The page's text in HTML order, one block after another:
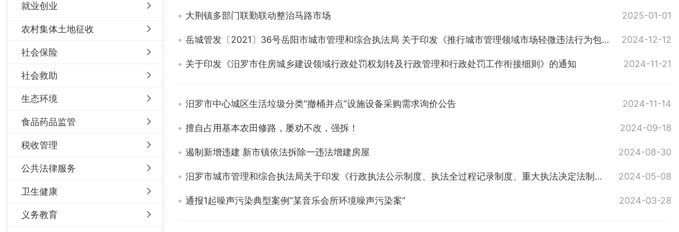
就业创业
农村集体土地征收
社会保险
社会救助
生态环境
食品药品监管
税收管理
公共法律服务
卫生健康
义务教育
大荆镇多部门联勤联动整治马路市场 2025-01-01
岳城管发〔2021〕36号岳阳市城市管理和综合执法局 关于印发《推行城市管理领域市场轻微违法行为包容审慎监管实施意见》的通知 2024-12-12
关于印发《汨罗市住房城乡建设领域行政处罚权划转及行政管理和行政处罚工作衔接细则》的通知 2024-11-21
汨罗市中心城区生活垃圾分类“撤桶并点”设施设备采购需求询价公告 2024-11-14
擅自占用基本农田修路，屡劝不改，强拆！ 2024-09-18
遏制新增违建 新市镇依法拆除一违法增建房屋 2024-08-30
汨罗市城市管理和综合执法局关于印发《行政执法公示制度、执法全过程记录制度、重大执法决定法制审核制度》的通知（2019） 2024-05-08
通报1起噪声污染典型案例“某音乐会所环境噪声污染案” 2024-03-28